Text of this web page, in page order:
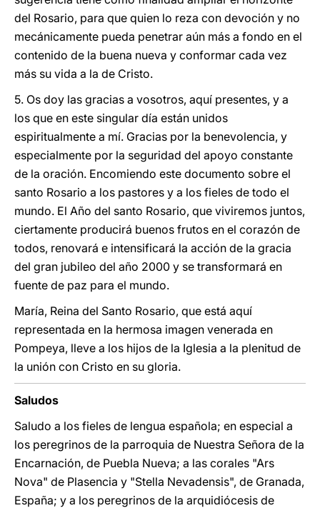
del Rosario, para que quien lo reza con devoción y no
mecánicamente pueda penetrar aún más a fondo en el
contenido de la buena nueva y conformar cada vez
más su vida a la de Cristo.
5. Os doy las gracias a vosotros, aquí presentes, y a
los que en este singular día están unidos
espiritualmente a mí. Gracias por la benevolencia, y
especialmente por la seguridad del apoyo constante
de la oración. Encomiendo este documento sobre el
santo Rosario a los pastores y a los fieles de todo el
mundo. El Año del santo Rosario, que viviremos juntos,
ciertamente producirá buenos frutos en el corazón de
todos, renovará e intensificará la acción de la gracia
del gran jubileo del año 2000 y se transformará en
fuente de paz para el mundo.
María, Reina del Santo Rosario, que está aquí
representada en la hermosa imagen venerada en
Pompeya, lleve a los hijos de la Iglesia a la plenitud de
la unión con Cristo en su gloria.
Saludos
Saludo a los fieles de lengua española; en especial a
los peregrinos de la parroquia de Nuestra Señora de la
Encarnación, de Puebla Nueva; a las corales "Ars
Nova" de Plasencia y "Stella Nevadensis", de Granada,
España; y a los peregrinos de la arquidiócesis de